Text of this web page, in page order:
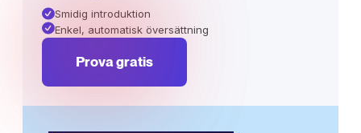
Smidig introduktion
Enkel, automatisk översättning
Prova gratis